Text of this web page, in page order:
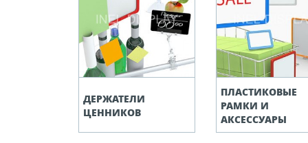
ДЕРЖАТЕЛИ
ЦЕННИКОВ
ПЛАСТИКОВЫЕ
РАМКИ И
АКСЕССУАРЫ